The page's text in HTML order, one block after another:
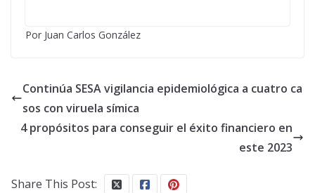
Por Juan Carlos González
Continúa SESA vigilancia epidemiológica a cuatro ca
sos con viruela símica
4 propósitos para conseguir el éxito financiero en
este 2023
Share This Post: